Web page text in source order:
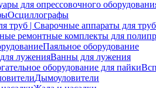
Осциллографы
Паяльное оборудование
Ванны для лужения
Дымоуловители